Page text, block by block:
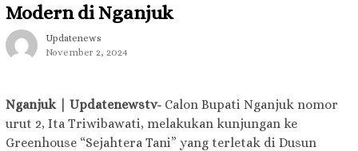
Modern di Nganjuk
Updatenews
November 2, 2024
Nganjuk | Updatenewstv- Calon Bupati Nganjuk nomor
urut 2, Ita Triwibawati, melakukan kunjungan ke
Greenhouse “Sejahtera Tani” yang terletak di Dusun